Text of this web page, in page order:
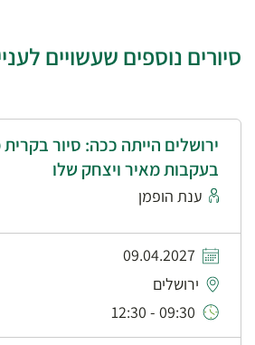
סיורים נוספים שעשויים
ירושלים הייתה ככה: סיור
בעקבות מאיר ויצחק שלו
ענת הופמן
09.04.2027
ירושלים
09:30 - 12:30